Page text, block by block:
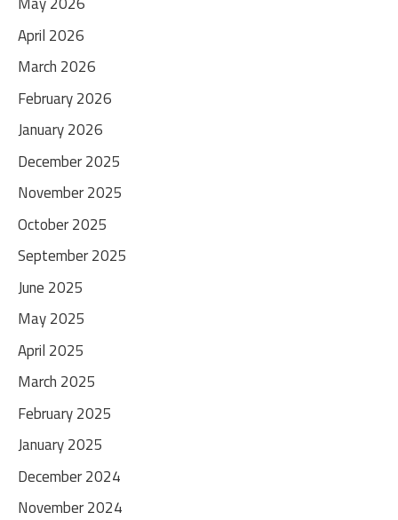
April 2026
March 2026
February 2026
January 2026
December 2025
November 2025
October 2025
September 2025
June 2025
May 2025
April 2025
March 2025
February 2025
January 2025
December 2024
November 2024